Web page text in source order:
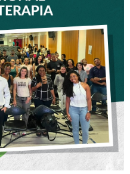
DO
DE
ÉTICA E